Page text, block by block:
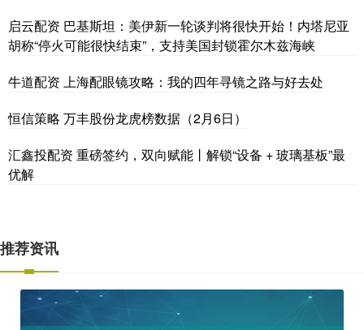
启云配资 巴基斯坦：美伊新一轮谈判将很快开始！内塔尼亚
胡称“停火可能很快结束”，支持美国封锁霍尔木兹海峡
牛道配资 上海配眼镜攻略：我的四年寻镜之路与好去处
恒信策略 万丰股份龙虎榜数据（2月6日）
汇鑫投配资 重磅签约，双向赋能丨解锁“设备 + 玻璃基板”最
优解
推荐资讯